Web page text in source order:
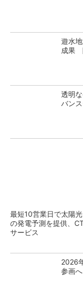
遊水
成果
透明
バン
最短10営業日で太陽
の発電予測を提供、
サービス
2026
参画